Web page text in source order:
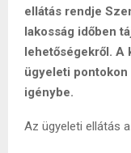
ellátás rendje
lakosság időben
lehetőségekről. A
ügyeleti
igénybe.
Az ügyeleti ellátás